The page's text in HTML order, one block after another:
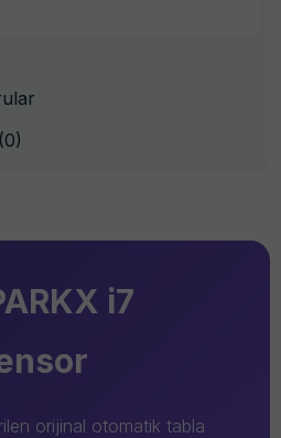
0)
i7
orijinal otomatik tabla